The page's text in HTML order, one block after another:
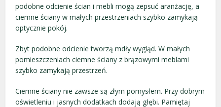
podobne odcienie ścian i mebli mogą zepsuć aranżację, a
ciemne ściany w małych przestrzeniach szybko zamykają
optycznie pokój.
Zbyt podobne odcienie tworzą mdły wygląd. W małych
pomieszczeniach ciemne ściany z brązowymi meblami
szybko zamykają przestrzeń.
Ciemne ściany nie zawsze są złym pomysłem. Przy dobrym
oświetleniu i jasnych dodatkach dodają głębi. Pamiętaj